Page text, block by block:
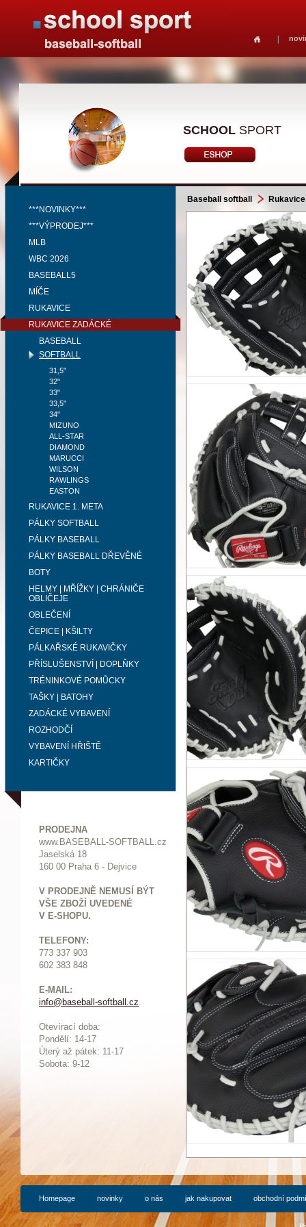
SCHOOL SPORT
***NOVINKY***
***VÝPRODEJ***
MLB
WBC 2026
BASEBALL5
MÍČE
RUKAVICE
RUKAVICE ZADÁCKÉ
BASEBALL
SOFTBALL
31,5"
32"
33"
33,5"
34"
MIZUNO
ALL-STAR
DIAMOND
MARUCCI
WILSON
RAWLINGS
EASTON
RUKAVICE 1. META
PÁLKY SOFTBALL
PÁLKY BASEBALL
PÁLKY BASEBALL DŘEVĚNÉ
BOTY
HELMY | MŘÍŽKY | CHRÁNIČE
OBLIČEJE
OBLEČENÍ
ČEPICE | KŠILTY
PÁLKAŘSKÉ RUKAVIČKY
PŘÍSLUŠENSTVÍ | DOPLŇKY
TRÉNINKOVÉ POMŮCKY
TAŠKY | BATOHY
ZADÁCKÉ VYBAVENÍ
ROZHODČÍ
VYBAVENÍ HŘIŠTĚ
KARTIČKY
PRODEJNA
www.BASEBALL-SOFTBALL.cz
Jaselská 18
160 00 Praha 6 - Dejvice
V PRODEJNĚ NEMUSÍ BÝT
VŠE ZBOŽÍ UVEDENÉ
V E-SHOPU.
TELEFONY:
773 337 903
602 383 848
E-MAIL:
info@baseball-softball.cz
Otevírací doba:
Pondělí: 14-17
Úterý až pátek: 11-17
Sobota: 9-12
Baseball softball
Homepage novinky o nás jak nakupovat obchodní